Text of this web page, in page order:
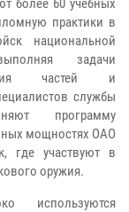
более 60 учебных
практики в
национальной
задачи
частей и
службы
программу
мощностях ОАО
где участвуют в
оружия.
используются